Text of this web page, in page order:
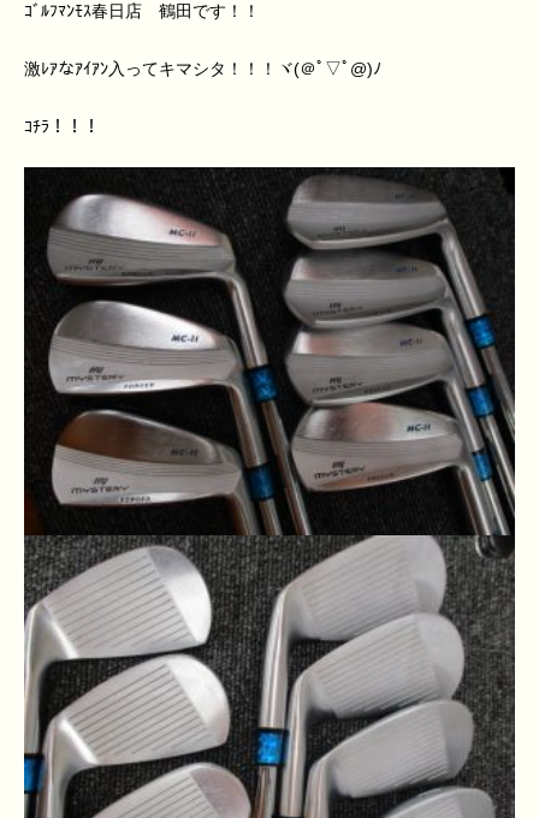
ｺﾞﾙﾌﾏﾝﾓｽ春日店 鶴田です！！
激ﾚｱなｱｲｱﾝ入ってキマシタ！！！ヾ(＠ﾟ▽ﾟ@)ﾉ
ｺﾁﾗ！！！